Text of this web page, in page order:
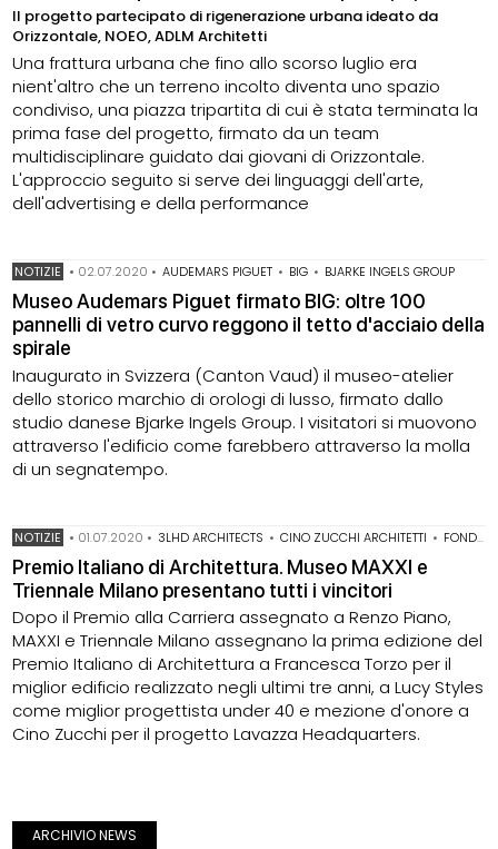
Il progetto partecipato di rigenerazione urbana ideato da
Orizzontale, NOEO, ADLM Architetti
Una frattura urbana che fino allo scorso luglio era
nient'altro che un terreno incolto diventa uno spazio
condiviso, una piazza tripartita di cui è stata terminata la
prima fase del progetto, firmato da un team
multidisciplinare guidato dai giovani di Orizzontale.
L'approccio seguito si serve dei linguaggi dell'arte,
dell'advertising e della performance
NOTIZIE • 02.07.2020 • AUDEMARS PIGUET • BIG • BJARKE INGELS GROUP
Museo Audemars Piguet firmato BIG: oltre 100
pannelli di vetro curvo reggono il tetto d'acciaio della
spirale
Inaugurato in Svizzera (Canton Vaud) il museo-atelier
dello storico marchio di orologi di lusso, firmato dallo
studio danese Bjarke Ingels Group. I visitatori si muovono
attraverso l'edificio come farebbero attraverso la molla
di un segnatempo.
NOTIZIE • 01.07.2020 • 3LHD ARCHITECTS • CINO ZUCCHI ARCHITETTI • FONDAZIONE MAXXI
Premio Italiano di Architettura. Museo MAXXI e
Triennale Milano presentano tutti i vincitori
Dopo il Premio alla Carriera assegnato a Renzo Piano,
MAXXI e Triennale Milano assegnano la prima edizione del
Premio Italiano di Architettura a Francesca Torzo per il
miglior edificio realizzato negli ultimi tre anni, a Lucy Styles
come miglior progettista under 40 e mezione d'onore a
Cino Zucchi per il progetto Lavazza Headquarters.
ARCHIVIO NEWS